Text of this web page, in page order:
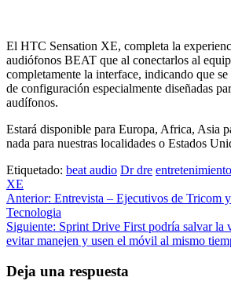
El HTC Sensation XE, completa la
audiófonos BEAT que al conectarlos al
completamente la interface, indicando que
de configuración especialmente diseñadas
audífonos.
Estará disponible para Europa, Africa, Asia
nada para nuestras localidades o Estados
Etiquetado: beat audio Dr dre entretenimiento
XE
Navegación
de
entradas
Anterior: Entrevista – Ejecutivos de Tricom
Tecnologia
Siguiente: Sprint Drive First podría salvar la
evitar manejen y usen el móvil al mismo
Deja una respuesta